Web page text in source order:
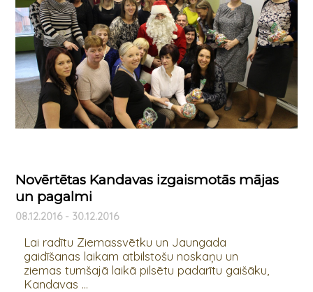
Novērtētas Kandavas izgaismotās mājas
un pagalmi
08.12.2016 - 30.12.2016
Lai radītu Ziemassvētku un Jaungada
gaidīšanas laikam atbilstošu noskaņu un
ziemas tumšajā laikā pilsētu padarītu gaišāku,
Kandavas ...